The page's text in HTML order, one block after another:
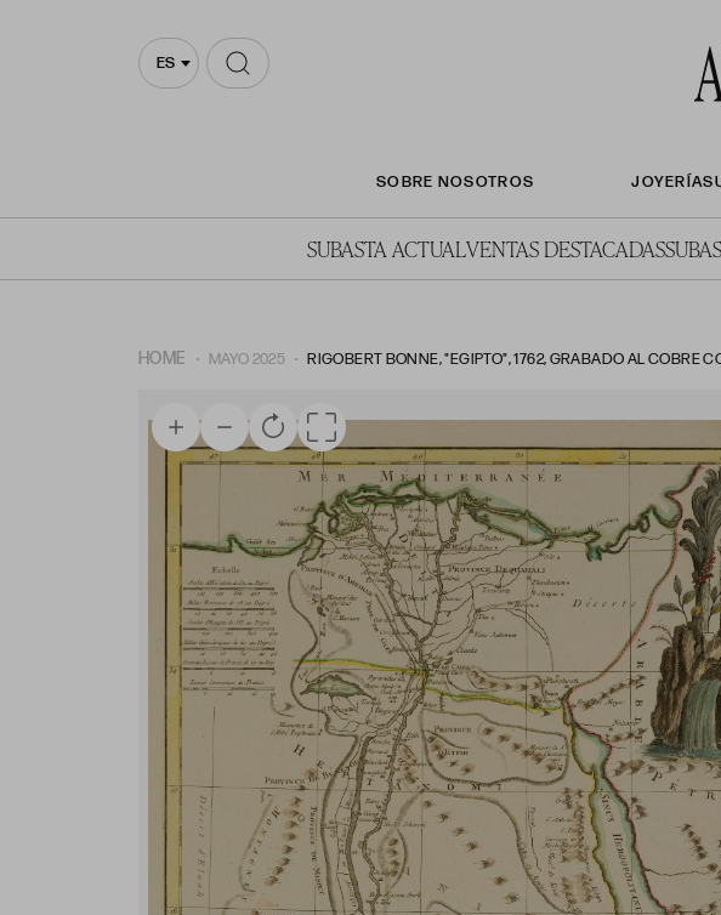
ES
SOBRE NOSOTROS JOYERÍA
SUBASTA ACTUALVENTAS DESTACADAS
HOME MAYO 2025 RIGOBERT BONNE, "EGIPTO", 1762, GRABADO AL COBRE